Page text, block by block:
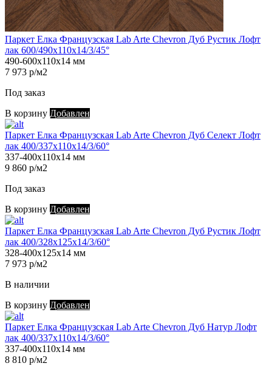
Паркет Елка Французская Lab Arte Chevron Дуб Рустик Лофт
лак 600/490х110х14/3/45°
490-600х110х14 мм
7 973 р/м2
Под заказ
В корзину Добавлен
Паркет Елка Французская Lab Arte Chevron Дуб Селект Лофт
лак 400/337х110х14/3/60°
337-400х110х14 мм
9 860 р/м2
Под заказ
В корзину Добавлен
Паркет Елка Французская Lab Arte Chevron Дуб Рустик Лофт
лак 400/328х125х14/3/60°
328-400х125х14 мм
7 973 р/м2
В наличии
В корзину Добавлен
Паркет Елка Французская Lab Arte Chevron Дуб Натур Лофт
лак 400/337х110х14/3/60°
337-400х110х14 мм
8 810 р/м2